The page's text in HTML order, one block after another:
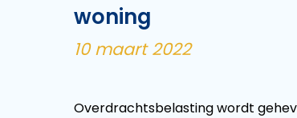
woning
10 maart 2022
Overdrachtsbelasting wordt